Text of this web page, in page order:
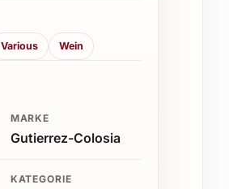
Various Wein
MARKE
Gutierrez-Colosia
KATEGORIE